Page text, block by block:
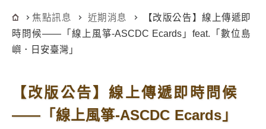
焦點訊息 近期消息
【改版公告】線上傳遞即
時問候——「線上風箏-ASCDC Ecards」feat.「數位島
嶼．日安臺灣」
【改版公告】線上傳遞即時問候
——「線上風箏-ASCDC Ecards」